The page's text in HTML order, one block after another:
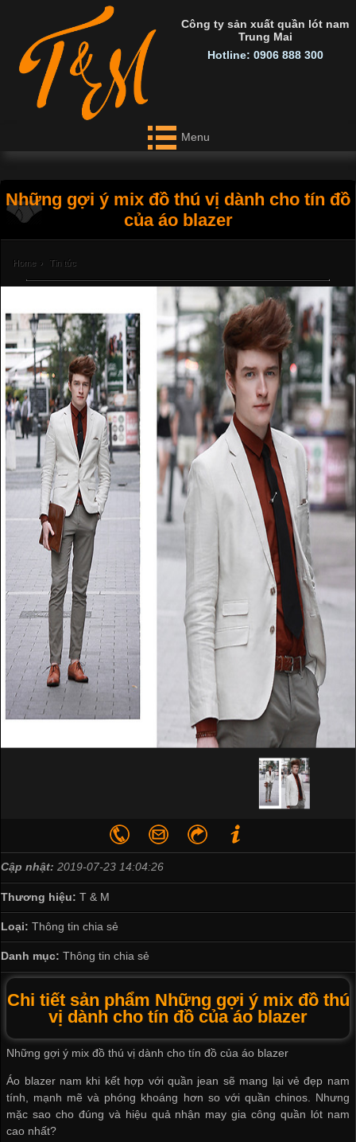
Công ty sản xuất quần lót nam
Trung Mai
Hotline: 0906 888 300
Menu
Những gợi ý mix đồ thú vị dành cho tín đồ
của áo blazer
Home › Tin tức
Cập nhật: 2019-07-23 14:04:26
Thương hiệu: T & M
Loại: Thông tin chia sẻ
Danh mục: Thông tin chia sẻ
Chi tiết sản phẩm Những gợi ý mix đồ thú
vị dành cho tín đồ của áo blazer
Những gợi ý mix đồ thú vị dành cho tín đồ của áo blazer
Áo blazer nam khi kết hợp với quần jean sẽ mang lại vẻ đẹp nam
tính, mạnh mẽ và phóng khoáng hơn so với quần chinos. Nhưng
mặc sao cho đúng và hiệu quả nhận may gia công quần lót nam
cao nhất?